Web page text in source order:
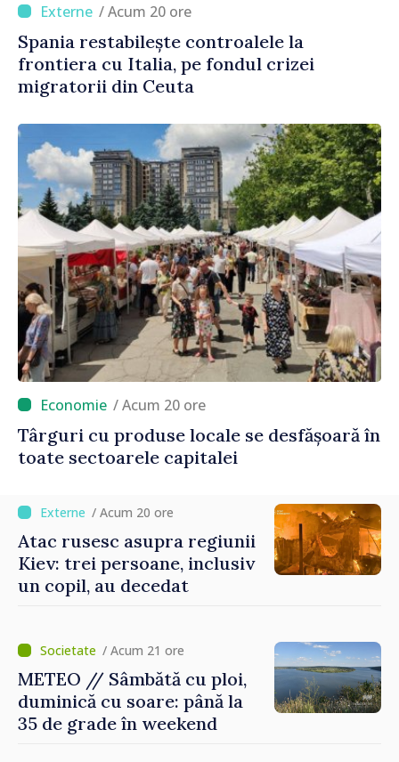
/ Acum 20 ore
Spania restabilește controalele la
frontiera cu Italia, pe fondul crizei
migratorii din Ceuta
/ Acum 20 ore
Târguri cu produse locale se desfășoară în
toate sectoarele capitalei
/ Acum 20 ore
Atac rusesc asupra regiunii
Kiev: trei persoane, inclusiv
un copil, au decedat
/ Acum 21 ore
METEO // Sâmbătă cu ploi,
duminică cu soare: până la
35 de grade în weekend